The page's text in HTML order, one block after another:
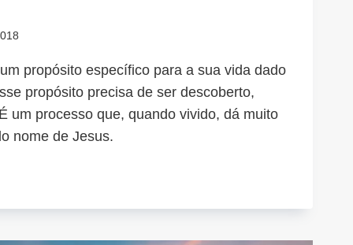
propósito específico para a sua vida dado
propósito precisa de ser descoberto,
um processo que, quando vivido, dá muito
nome de Jesus.